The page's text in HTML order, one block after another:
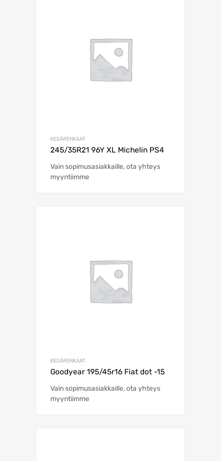
KESÄRENKAAT
245/35R21 96Y XL Michelin PS4
Vain sopimusasiakkaille, ota yhteys
myyntiimme
KESÄRENKAAT
Goodyear 195/45r16 Fiat dot -15
Vain sopimusasiakkaille, ota yhteys
myyntiimme